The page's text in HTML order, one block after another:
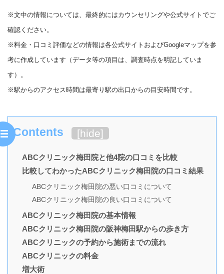
※文中の情報については、最終的にはカウンセリングや公式サイトでご
確認ください。
※料金・口コミ評価などの情報は各公式サイトおよびGoogleマップを参
考に作成しています（データ等の項目は、調査時点を明記していま
す）。
※駅からのアクセス時間は最寄り駅の出口からの目安時間です。
Contents [hide]
ABCクリニック梅田院と他4院の口コミを比較
比較してわかったABCクリニック梅田院の口コミ結果
ABCクリニック梅田院の悪い口コミについて
ABCクリニック梅田院の良い口コミについて
ABCクリニック梅田院の基本情報
ABCクリニック梅田院の阪神梅田駅からの歩き方
ABCクリニックの予約から施術までの流れ
ABCクリニックの料金
増大術